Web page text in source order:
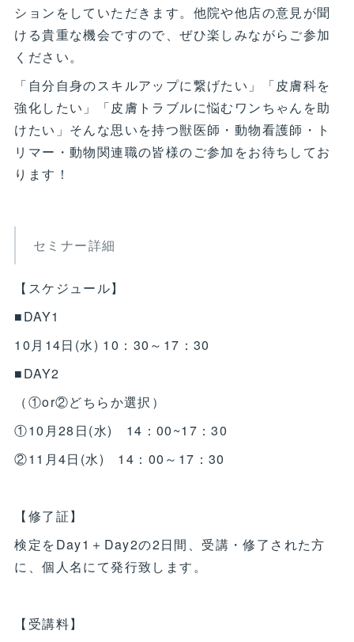
ションをしていただきます。他院や他店の意見が聞
ける貴重な機会ですので、ぜひ楽しみながらご参加
ください。
「自分自身のスキルアップに繋げたい」「皮膚科を
強化したい」「皮膚トラブルに悩むワンちゃんを助
けたい」そんな思いを持つ獣医師・動物看護師・ト
リマー・動物関連職の皆様のご参加をお待ちしてお
ります！
セミナー詳細
【スケジュール】
■DAY1
10月14日(水) 10：30～17：30
■DAY2
（①or②どちらか選択）
①10月28日(水) 14：00~17：30
②11月4日(水) 14：00～17：30
【修了証】
検定をDay1＋Day2の2日間、受講・修了された方
に、個人名にて発行致します。
【受講料】